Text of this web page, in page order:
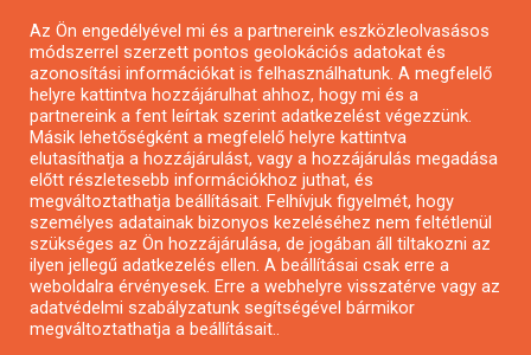
Pályázatok magánszemélyeknek
Pályázatok civil szervezeteknek
Pályázatok vállalkozásoknak
Önkormányzati pályázatok
Mezőgazdasági pályázatok
Falusi turizmus pályázatok
Napelem pályázatok
GINOP pályázatok
Az Ön engedélyével mi és a partnereink eszközleolvasásos
módszerrel szerzett pontos geolokációs adatokat és
azonosítási információkat is felhasználhatunk. A megfelelő
helyre kattintva hozzájárulhat ahhoz, hogy mi és a
partnereink a fent leírtak szerint adatkezelést végezzünk.
Másik lehetőségként a megfelelő helyre kattintva
elutasíthatja a hozzájárulást, vagy a hozzájárulás megadása
előtt részletesebb információkhoz juthat, és
megváltoztathatja beállításait. Felhívjuk figyelmét, hogy
személyes adatainak bizonyos kezeléséhez nem feltétlenül
szükséges az Ön hozzájárulása, de jogában áll tiltakozni az
ilyen jellegű adatkezelés ellen. A beállításai csak erre a
weboldalra érvényesek. Erre a webhelyre visszatérve vagy az
adatvédelmi szabályzatunk segítségével bármikor
megváltoztathatja a beállításait..